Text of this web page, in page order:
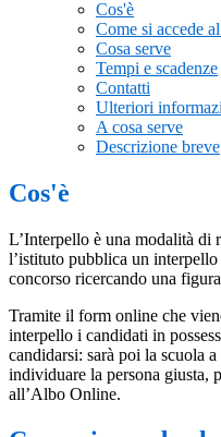
Cos'è
Come si accede
Cosa serve
Tempi e scadenze
Contatti
Ulteriori
A cosa serve
Descrizione breve
Cos'è
L’Interpello è una modalità di
l’istituto pubblica un
concorso ricercando una
Tramite il form online che
interpello i candidati in
candidarsi: sarà poi la scuola
individuare la persona giusta,
all’Albo Online.